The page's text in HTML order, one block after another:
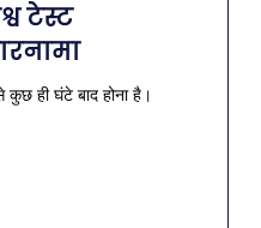
टेस्ट
ही घंटे बाद होना है।